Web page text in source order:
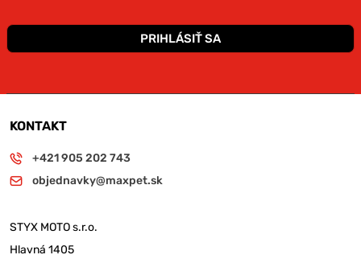
PRIHLÁSIŤ SA
KONTAKT
+421 905 202 743
objednavky@maxpet.sk
STYX MOTO s.r.o.
Hlavná 1405